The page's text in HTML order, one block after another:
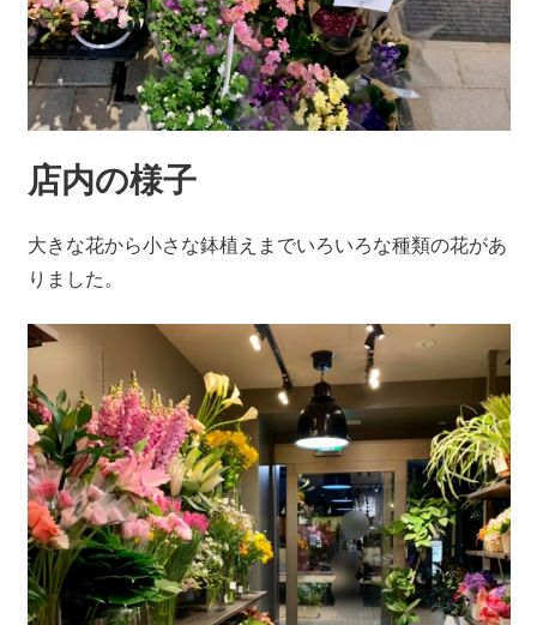
店内の様子
大きな花から小さな鉢植えまでいろいろな種類の花があ
りました。